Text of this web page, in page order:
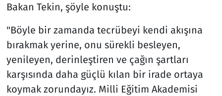
Bakan Tekin, şöyle konuştu:
"Böyle bir zamanda tecrübeyi kendi akışına
bırakmak yerine, onu sürekli besleyen,
yenileyen, derinleştiren ve çağın şartları
karşısında daha güçlü kılan bir irade ortaya
koymak zorundayız. Milli Eğitim Akademisi